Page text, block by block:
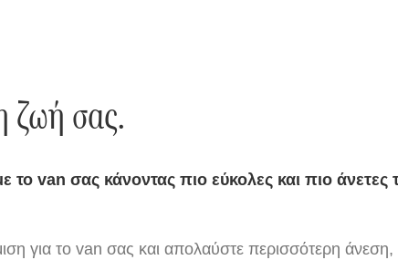
ζωή σας.
van σας κάνοντας πιο εύκολες και πιο άνετες
για το van σας και απολαύστε περισσότερη